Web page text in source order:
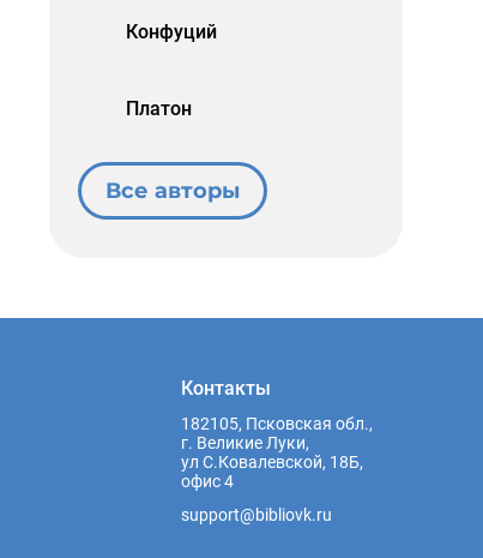
Конфуций
Платон
Все авторы
Контакты
182105, Псковская обл.,
г. Великие Луки,
ул С.Ковалевской, 18Б,
офис 4
support@bibliovk.ru